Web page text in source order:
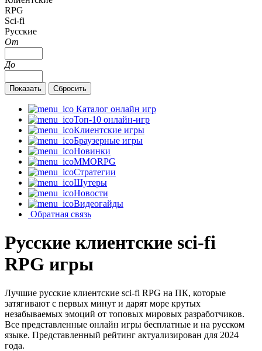
RPG
Sci-fi
Русские
От
До
Каталог онлайн игр
Топ-10 онлайн-игр
Клиентские игры
Браузерные игры
Новинки
MMORPG
Стратегии
Шутеры
Новости
Видеогайды
Обратная связь
Русские клиентские sci-fi
RPG игры
Лучшие русские клиентские sci-fi RPG на ПК, которые
затягивают с первых минут и дарят море крутых
незабываемых эмоций от топовых мировых разработчиков.
Все представленные онлайн игры бесплатные и на русском
языке. Представленный рейтинг актуализирован для 2024
года.